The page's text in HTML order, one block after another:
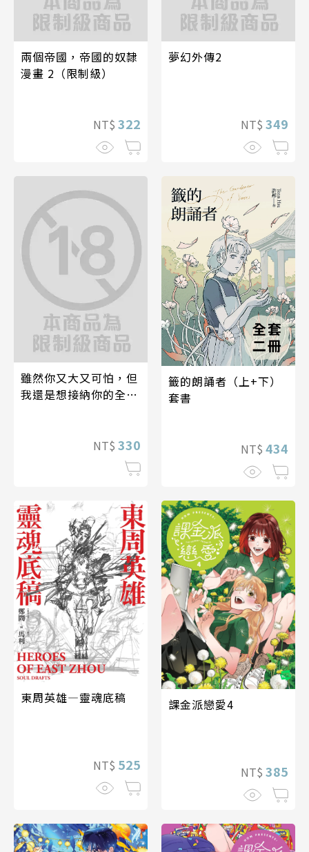
兩個帝國，帝國的奴隸
漫畫 2（限制級）
NT$ 322
夢幻外傳2
NT$ 349
雖然你又大又可怕，但
我還是想接納你的全部
NT$ 330
籤的朗誦者（上+下）
套書
NT$ 434
東周英雄―靈魂底稿
NT$ 525
課金派戀愛4
NT$ 385